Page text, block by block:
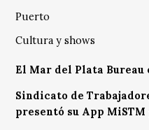
Puerto
Cultura y shows
El Mar del Plata Bureau
Sindicato de
presentó su App